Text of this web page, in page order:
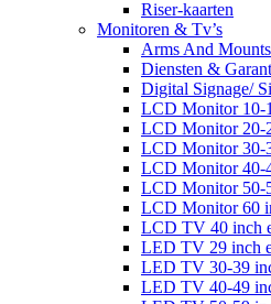
Riser-kaarten
Monitoren & Tv’s
Arms And Mounts
Diensten &
Digital Signage/
LCD Monitor 10-
LCD Monitor 20-
LCD Monitor 30-
LCD Monitor 40-
LCD Monitor 50-
LCD Monitor 60
LCD TV 40 inch
LED TV 29 inch
LED TV 30-39
LED TV 40-49